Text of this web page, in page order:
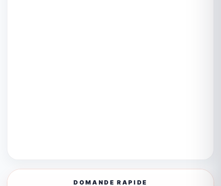
DOMANDE RAPIDE